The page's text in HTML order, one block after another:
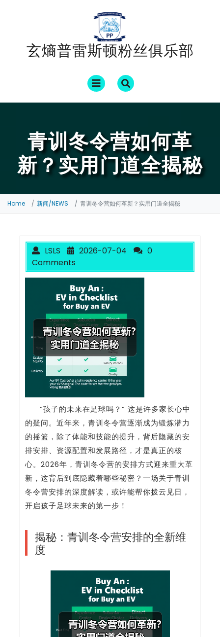
玄熵普雷斯顿粉丝俱乐部
Open
Menu
青训冬令营如何革
新？实用门道全揭秘
Home 新闻/NEWS 青训冬令营如何革新？实用门道全揭秘
LSLS 2026-07-04
0
Comments
“孩子的未来在足球吗？” 这是许多家长心中
的疑问。近年来，青训冬令营逐渐成为锻炼潜力
的摇篮，除了体能和技能的提升，背后隐藏的安
排安排、资源配置和发展路径，才是真正的核
心。2026年，青训冬令营的安排方式迎来重大革
新，这背后到底隐藏着哪些秘密？一场关于青训
冬令营安排的深度解读，或许能帮你拨云见日，
开启孩子足球未来的第一步！
揭秘：青训冬令营安排的全新维
度